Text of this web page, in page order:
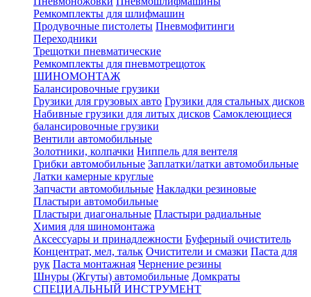
Ремкомплекты для шлифмашин
Продувочные пистолеты Пневмофитинги
Переходники
Трещотки пневматические
Ремкомплекты для пневмотрещоток
ШИНОМОНТАЖ
Балансировочные грузики
Грузики для грузовых авто Грузики для стальных дисков
Набивные грузики для литых дисков Самоклеющиеся
балансировочные грузики
Вентили автомобильные
Золотники, колпачки Ниппель для вентеля
Грибки автомобильные Заплатки/латки автомобильные
Латки камерные круглые
Запчасти автомобильные Накладки резиновые
Пластыри автомобильные
Пластыри диагональные Пластыри радиальные
Химия для шиномонтажа
Аксессуары и принадлежности Буферный очиститель
Концентрат, мел, тальк Очистители и смазки Паста для
рук Паста монтажная Чернение резины
Шнуры (Жгуты) автомобильные Домкраты
СПЕЦИАЛЬНЫЙ ИНСТРУМЕНТ